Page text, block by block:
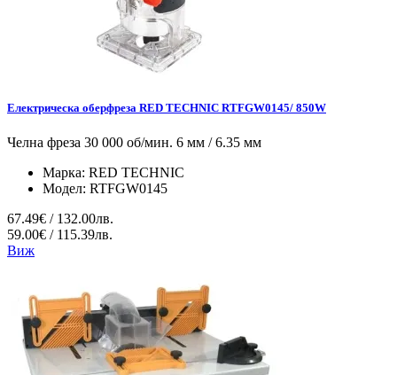
Електрическа оберфреза RED TECHNIC RTFGW0145/ 850W
Челна фреза 30 000 об/мин. 6 мм / 6.35 мм
Марка: RED TECHNIC
Модел: RTFGW0145
67.49€ / 132.00лв.
59.00€ / 115.39лв.
Виж